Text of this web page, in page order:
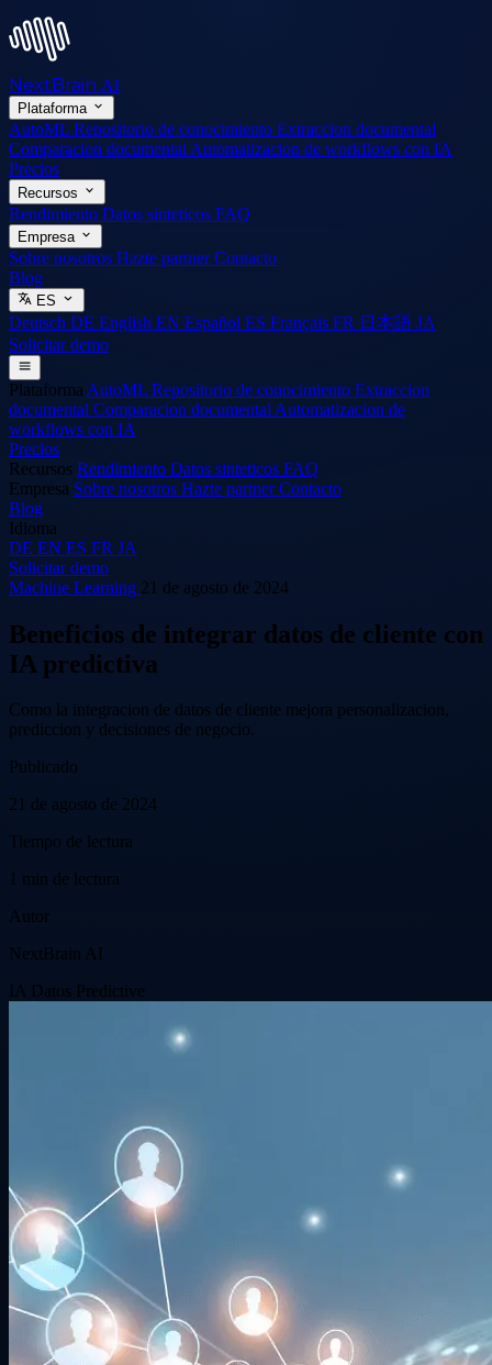
NextBrain AI
Plataforma
AutoML Repositorio de conocimiento Extraccion documental
Comparacion documental Automatizacion de workflows con IA
Precios
Recursos
Rendimiento Datos sinteticos FAQ
Empresa
Sobre nosotros Hazte partnerContacto
Blog
ES
Deutsch DE English EN Español ES Français FR 日本語 JA
Solicitar demo
Plataforma AutoML Repositorio de conocimiento Extraccion
documental Comparacion documental Automatizacion de
workflows con IA
Precios
Recursos Rendimiento Datos sinteticos FAQ
Empresa Sobre nosotros Hazte partnerContacto
Blog
Idioma
DE EN ES FR JA
Solicitar demo
Machine Learning 21 de agosto de 2024
Beneficios de integrar datos de cliente con
IA predictiva
Como la integracion de datos de cliente mejora personalizacion,
prediccion y decisiones de negocio.
Publicado
21 de agosto de 2024
Tiempo de lectura
1 min de lectura
Autor
NextBrain AI
IA Datos Predictive